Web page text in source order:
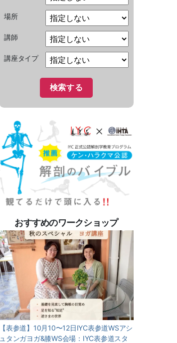
場所
講師
講座タイプ
おすすめのワークショップ
【表参道】10月10〜12日IYC表参道WSアシ
ュタンガヨガ&膝WS会場：IYC表参道スタ